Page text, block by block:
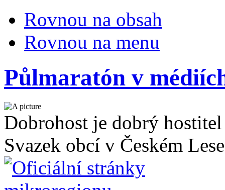
Rovnou na obsah
Rovnou na menu
Půlmaratón v
Dobrohost je dobrý hostitel
Svazek obcí v Českém Lese